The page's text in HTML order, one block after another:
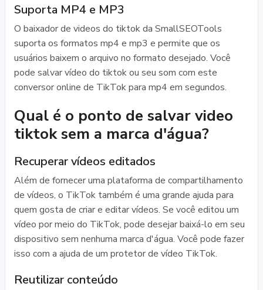
Suporta MP4 e MP3
O baixador de videos do tiktok da SmallSEOTools
suporta os formatos mp4 e mp3 e permite que os
usuários baixem o arquivo no formato desejado. Você
pode salvar vídeo do tiktok ou seu som com este
conversor online de TikTok para mp4 em segundos.
Qual é o ponto de salvar video
tiktok sem a marca d'água?
Recuperar vídeos editados
Além de fornecer uma plataforma de compartilhamento
de vídeos, o TikTok também é uma grande ajuda para
quem gosta de criar e editar vídeos. Se você editou um
vídeo por meio do TikTok, pode desejar baixá-lo em seu
dispositivo sem nenhuma marca d'água. Você pode fazer
isso com a ajuda de um protetor de vídeo TikTok.
Reutilizar conteúdo